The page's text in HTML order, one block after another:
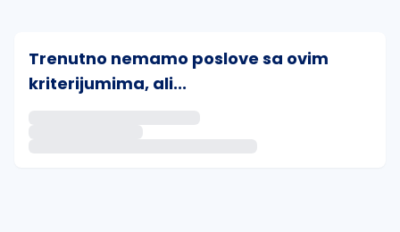
Trenutno nemamo poslove sa ovim
kriterijumima, ali...